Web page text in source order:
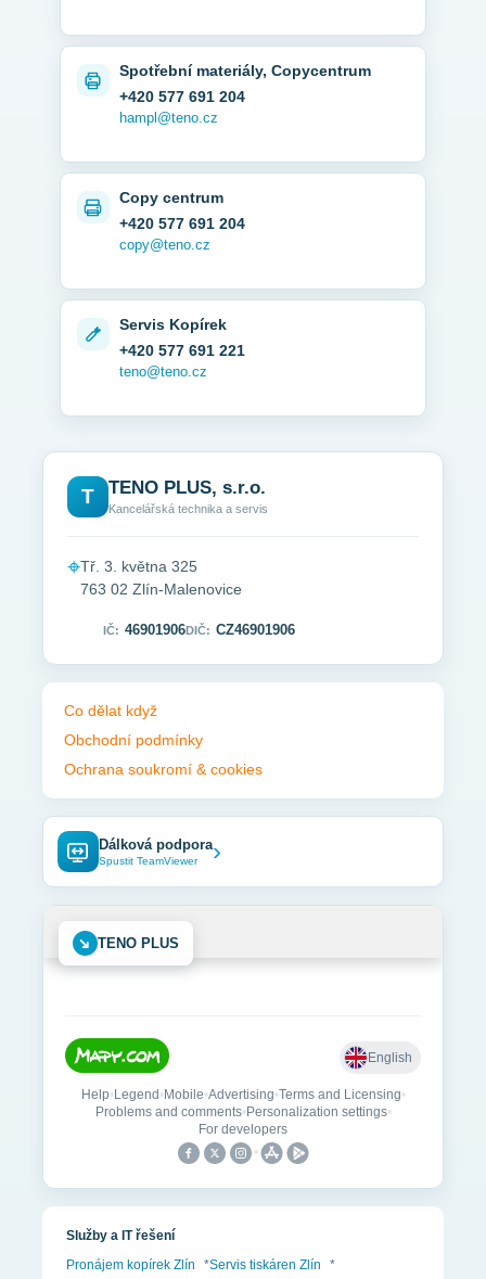
Spotřební materiály, Copycentrum
+420 577 691 204
hampl@teno.cz
Copy centrum
+420 577 691 204
copy@teno.cz
Servis Kopírek
+420 577 691 221
teno@teno.cz
T TENO PLUS, s.r.o.
Kancelářská technika a servis
⌖Tř. 3. května 325
763 02 Zlín-Malenovice
IČ: 46901906DIČ: CZ46901906
Co dělat když
Obchodní podmínky
Ochrana soukromí & cookies
Dálková podpora
Spustit TeamViewer ›
➜TENO PLUS
Služby a IT řešení
Pronájem kopírek Zlín
*Servis tiskáren Zlín *